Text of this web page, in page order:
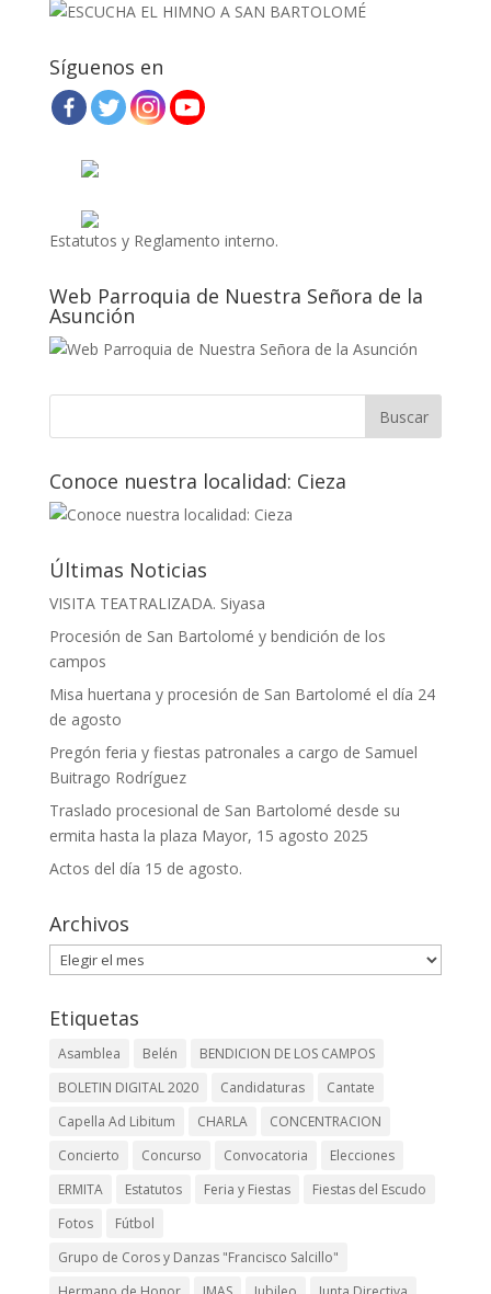
Síguenos en
Estatutos y Reglamento interno.
Web Parroquia de Nuestra Señora de la
Asunción
Conoce nuestra localidad: Cieza
Últimas Noticias
VISITA TEATRALIZADA. Siyasa
Procesión de San Bartolomé y bendición de los
campos
Misa huertana y procesión de San Bartolomé el día 24
de agosto
Pregón feria y fiestas patronales a cargo de Samuel
Buitrago Rodríguez
Traslado procesional de San Bartolomé desde su
ermita hasta la plaza Mayor, 15 agosto 2025
Actos del día 15 de agosto.
Archivos
Archivos
Etiquetas
Asamblea Belén
BENDICION DE LOS CAMPOS
BOLETIN DIGITAL 2020
Candidaturas
Cantate
Capella Ad Libitum
CHARLA
CONCENTRACION
Concierto
Concurso Convocatoria
Elecciones
ERMITA
Estatutos Feria y Fiestas
Fiestas del Escudo
Fotos
Fútbol
Grupo de Coros y Danzas "Francisco Salcillo"